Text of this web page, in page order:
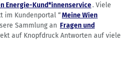
Energie-Kund*innenservice. Viele
im Kundenportal “Meine Wien
Sammlung an Fragen und
auf Knopfdruck Antworten auf viele